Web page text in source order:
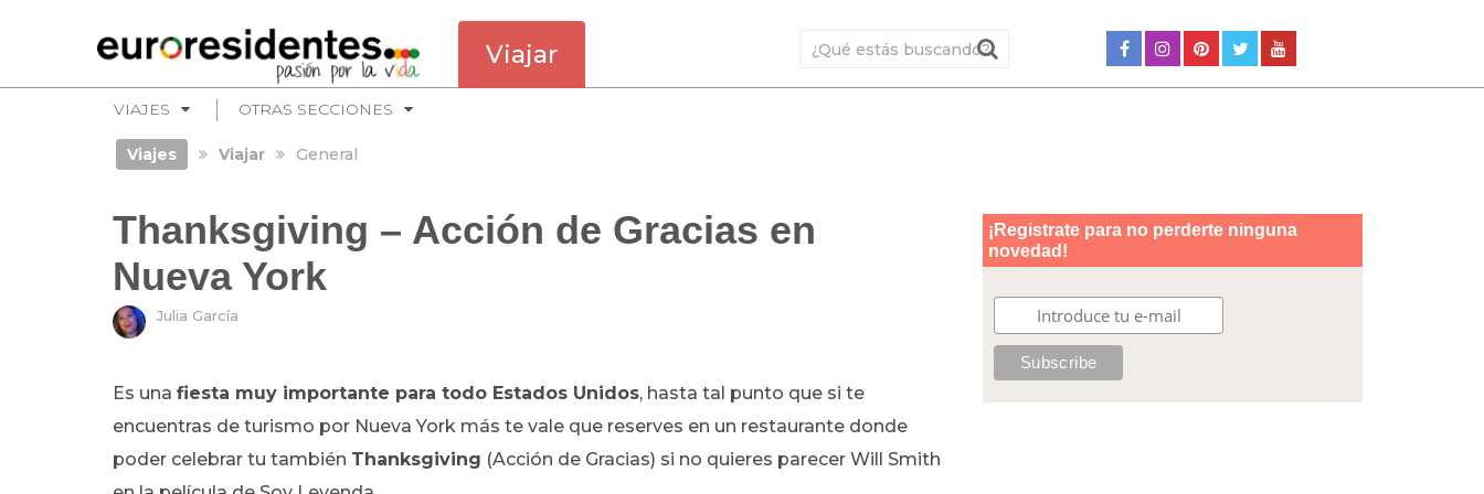
Viajar
VIAJES OTRAS SECCIONES
Viajes Viajar General
Thanksgiving – Acción de Gracias en
Nueva York
Julia García
Es una fiesta muy importante para todo Estados Unidos, hasta tal punto que si te
encuentras de turismo por Nueva York más te vale que reserves en un restaurante donde
poder celebrar tu también Thanksgiving (Acción de Gracias) si no quieres parecer Will Smith